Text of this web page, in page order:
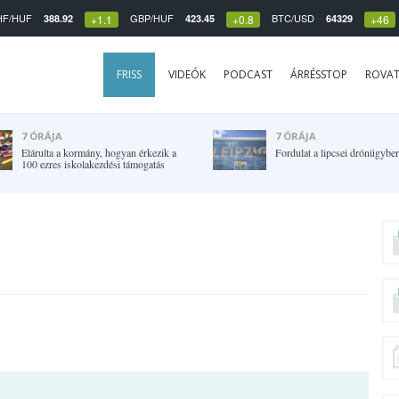
HUF 388.92 +1.1 GBP/HUF 423.45 +0.8 BTC/USD 64329 +46
FRISS VIDEÓK PODCAST ÁRRÉSSTOP
7 ÓRÁJA
Elárulta a kormány, hogyan érkezik a
100 ezres iskolakezdési támogatás
7 ÓRÁJA
Fordulat a lipcsei